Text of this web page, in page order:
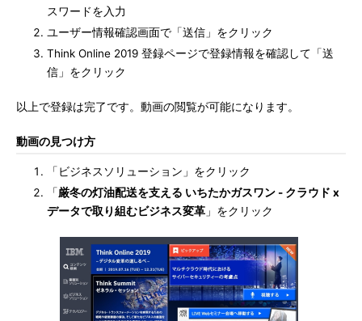
スワードを入力
ユーザー情報確認画面で「送信」をクリック
Think Online 2019 登録ページで登録情報を確認して「送
信」をクリック
以上で登録は完了です。動画の閲覧が可能になります。
動画の見つけ方
「ビジネスソリューション」をクリック
「厳冬の灯油配送を支える いちたかガスワン - クラウド x
データで取り組むビジネス変革 」をクリック